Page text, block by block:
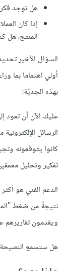
هلتوجد
إذاكان
المنتج،هل
السؤال الأخير
أولي اهتمامابما
بهذه الجديّة!
عليك الآن أنتعود
الرسائل الإلكترونية
كانوا يتوقعونه
تفكيروتحليل
الدعم الفنيهوأكثر
نتيجةًمن ضغط"
ويقدمونتقاريرهم
هل ستسمع